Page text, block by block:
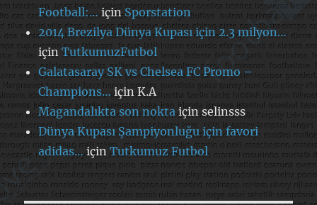
Football:…için Sporstation
2014 Brezilya Dünya Kupası için 2.3 milyon…
içinTutkumuzFutbol
Galatasaray SK vs Chelsea FC Promo –
Champions… içinK.A
Magandalıkta son noktaiçinselinsss
Dünya Kupası Şampiyonluğu için favori
adidas…içinTutkumuz Futbol